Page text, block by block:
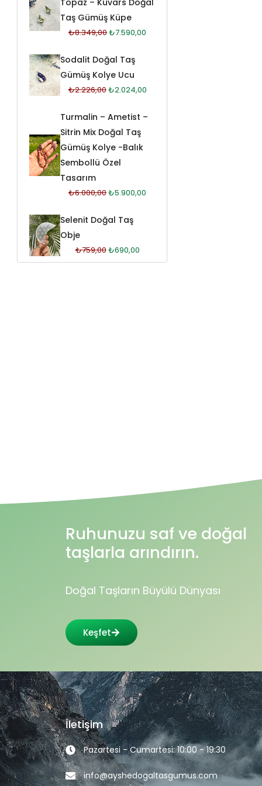
Topaz – Kuvars Doğal
Taş Gümüş Küpe
₺8.349,00₺7.590,00
Sodalit Doğal Taş
Gümüş Kolye Ucu
₺2.226,00₺2.024,00
Turmalin – Ametist –
Sitrin Mix Doğal Taş
Gümüş Kolye -Balık
Sembollü Özel
Tasarım
₺6.000,00₺5.900,00
Selenit Doğal Taş
Obje
₺759,00₺690,00
Ruhunuzu saf ve doğal
taşlarla arındırın.
Doğal Taşların Büyülü Dünyası
Keşfet
İletişim
Pazartesi - Cumartesi: 10:00 - 19:30
info@ayshedogaltasgumus.com